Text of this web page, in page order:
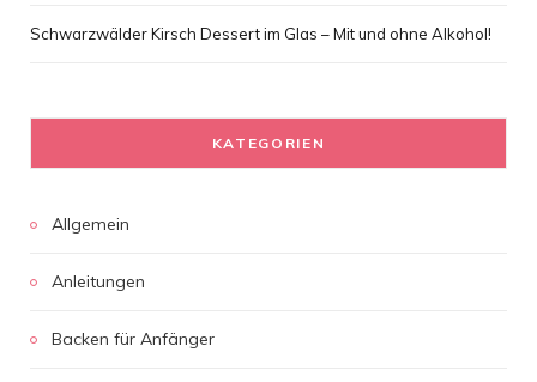
Schwarzwälder Kirsch Dessert im Glas – Mit und ohne Alkohol!
KATEGORIEN
Allgemein
Anleitungen
Backen für Anfänger